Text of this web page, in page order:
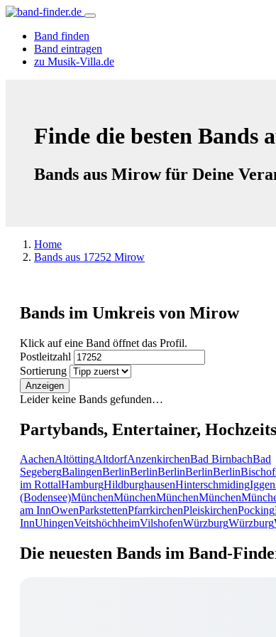
Band finden
Band eintragen
zu Musik-Villa.de
Finde die besten Bands
Bands aus Mirow für Deine
Home
Bands aus 17252 Mirow
Bands im Umkreis von Mirow
Klick auf eine Band öffnet das Profil.
Postleitzahl
Sortierung
Anzeigen
Leider keine Bands gefunden…
Partybands, Entertainer,
AachenAltöttingAltdorfAnzenkirchenBad BirnbachBad
SegebergBalingenBerlinBerlinBerlinBerlinBerlin
im RottalHamburgHildburghausenHinterschmiding
(Bodensee)MünchenMünchenMünchenMünchen
am InnOwenParkstettenPfarrkirchenPleiskirchenPocking
InnUhingenVeitshöchheimVilshofenWürzburgWürzburg
Die neuesten Bands im Band-